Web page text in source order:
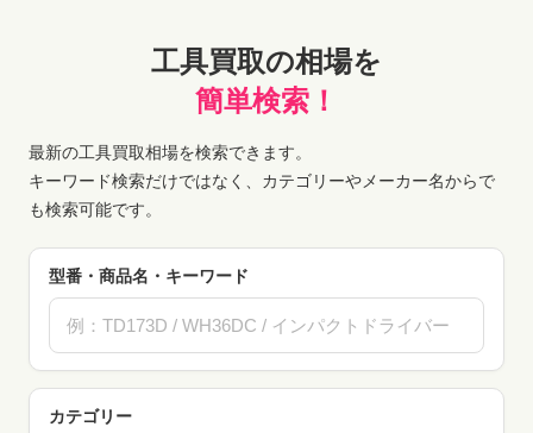
工具買取の相場を
簡単検索！
最新の工具買取相場を検索できます。
キーワード検索だけではなく、カテゴリーやメーカー名からで
も検索可能です。
型番・商品名・キーワード
カテゴリー